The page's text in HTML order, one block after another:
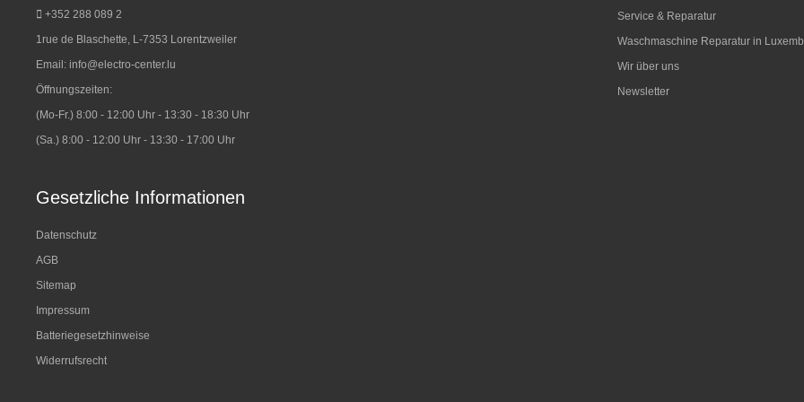
+352 288 089 2
1rue de Blaschette, L-7353 Lorentzweiler
Email: info@electro-center.lu
Öffnungszeiten:
(Mo-Fr.) 8:00 - 12:00 Uhr - 13:30 - 18:30 Uhr
(Sa.) 8:00 - 12:00 Uhr - 13:30 - 17:00 Uhr
Service & Reparatur
Waschmaschine Reparatur in
Wir über uns
Newsletter
Gesetzliche Informationen
Datenschutz
AGB
Sitemap
Impressum
Batteriegesetzhinweise
Widerrufsrecht